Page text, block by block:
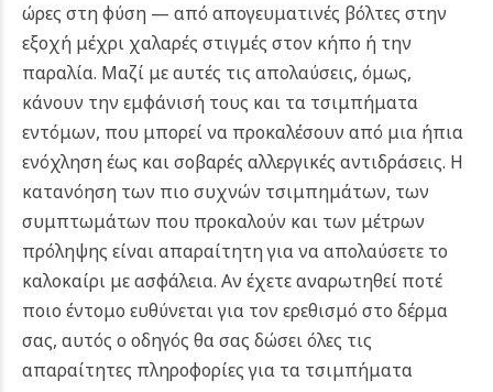
ώρες στη φύση — από απογευματινές βόλτες στην
εξοχή μέχρι χαλαρές στιγμές στον κήπο ή την
παραλία. Μαζί με αυτές τις απολαύσεις, όμως,
κάνουν την εμφάνισή τους και τα τσιμπήματα
εντόμων, που μπορεί να προκαλέσουν από μια ήπια
ενόχληση έως και σοβαρές αλλεργικές αντιδράσεις. Η
κατανόηση των πιο συχνών τσιμπημάτων, των
συμπτωμάτων που προκαλούν και των μέτρων
πρόληψης είναι απαραίτητη για να απολαύσετε το
καλοκαίρι με ασφάλεια. Αν έχετε αναρωτηθεί ποτέ
ποιο έντομο ευθύνεται για τον ερεθισμό στο δέρμα
σας, αυτός ο οδηγός θα σας δώσει όλες τις
απαραίτητες πληροφορίες για τα τσιμπήματα